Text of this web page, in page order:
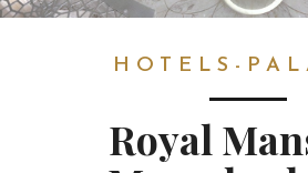
HOTELS-
Royal